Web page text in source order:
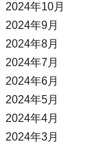
2024年10月
2024年9月
2024年8月
2024年7月
2024年6月
2024年5月
2024年4月
2024年3月